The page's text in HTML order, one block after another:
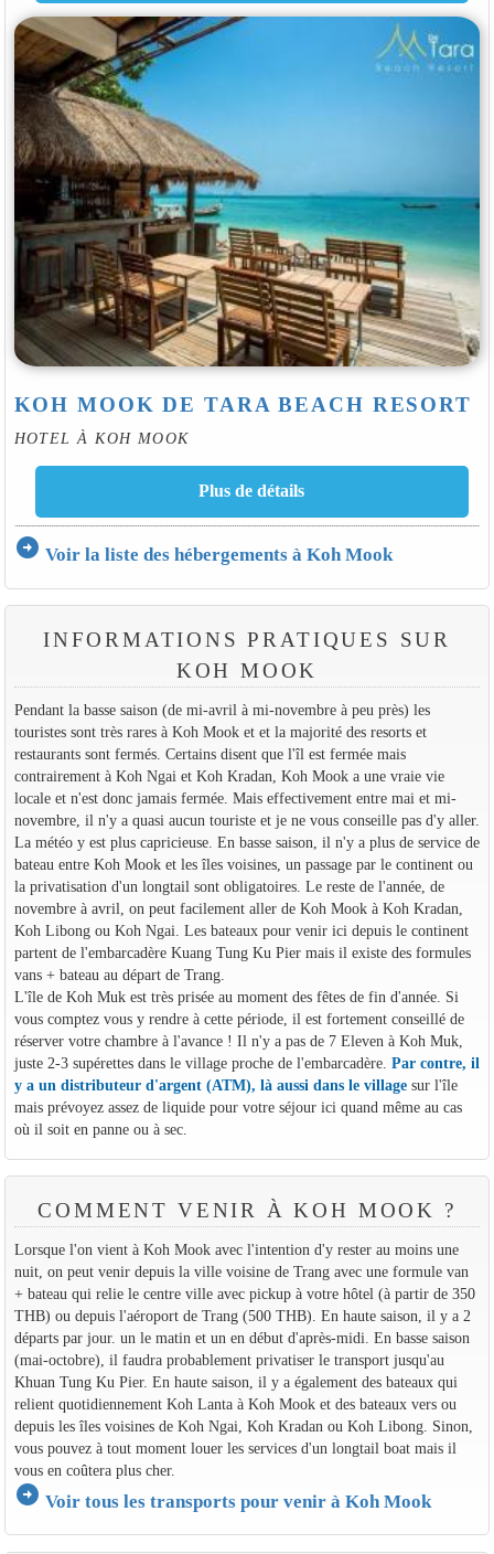
KOH MOOK DE TARA BEACH RESORT
HOTEL À KOH MOOK
arrow_circle_right Voir la liste des hébergements à Koh Mook
INFORMATIONS PRATIQUES SUR
KOH MOOK
Pendant la basse saison (de mi-avril à mi-novembre à peu près) les
touristes sont très rares à Koh Mook et et la majorité des resorts et
restaurants sont fermés. Certains disent que l'îl est fermée mais
contrairement à Koh Ngai et Koh Kradan, Koh Mook a une vraie vie
locale et n'est donc jamais fermée. Mais effectivement entre mai et mi-
novembre, il n'y a quasi aucun touriste et je ne vous conseille pas d'y aller.
La météo y est plus capricieuse. En basse saison, il n'y a plus de service de
bateau entre Koh Mook et les îles voisines, un passage par le continent ou
la privatisation d'un longtail sont obligatoires. Le reste de l'année, de
novembre à avril, on peut facilement aller de Koh Mook à Koh Kradan,
Koh Libong ou Koh Ngai. Les bateaux pour venir ici depuis le continent
partent de l'embarcadère Kuang Tung Ku Pier mais il existe des formules
vans + bateau au départ de Trang.
L'île de Koh Muk est très prisée au moment des fêtes de fin d'année. Si
vous comptez vous y rendre à cette période, il est fortement conseillé de
réserver votre chambre à l'avance ! Il n'y a pas de 7 Eleven à Koh Muk,
juste 2-3 supérettes dans le village proche de l'embarcadère. Par contre, il
y a un distributeur d'argent (ATM), là aussi dans le village sur l'île
mais prévoyez assez de liquide pour votre séjour ici quand même au cas
où il soit en panne ou à sec.
COMMENT VENIR À KOH MOOK ?
Lorsque l'on vient à Koh Mook avec l'intention d'y rester au moins une
nuit, on peut venir depuis la ville voisine de Trang avec une formule van
+ bateau qui relie le centre ville avec pickup à votre hôtel (à partir de 350
THB) ou depuis l'aéroport de Trang (500 THB). En haute saison, il y a 2
départs par jour. un le matin et un en début d'après-midi. En basse saison
(mai-octobre), il faudra probablement privatiser le transport jusqu'au
Khuan Tung Ku Pier. En haute saison, il y a également des bateaux qui
relient quotidiennement Koh Lanta à Koh Mook et des bateaux vers ou
depuis les îles voisines de Koh Ngai, Koh Kradan ou Koh Libong. Sinon,
vous pouvez à tout moment louer les services d'un longtail boat mais il
vous en coûtera plus cher.
arrow_circle_right Voir tous les transports pour venir à Koh Mook